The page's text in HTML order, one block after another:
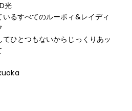
光
るすべてのルーボィ&レイディ
ひとつもないからじっくりあッ